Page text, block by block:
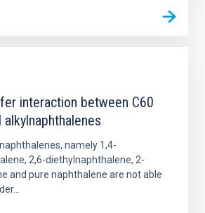
interaction between C60
namely 1,4-
2,6-diethylnaphthalene, 2-
and pure naphthalene are not able